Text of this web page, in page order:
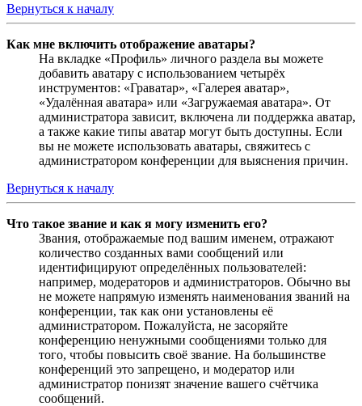
Вернуться к началу
Как мне включить отображение аватары?
На вкладке «Профиль» личного раздела вы можете
добавить аватару с использованием четырёх
инструментов: «Граватар», «Галерея аватар»,
«Удалённая аватара» или «Загружаемая аватара». От
администратора зависит, включена ли поддержка аватар,
а также какие типы аватар могут быть доступны. Если
вы не можете использовать аватары, свяжитесь с
администратором конференции для выяснения причин.
Вернуться к началу
Что такое звание и как я могу изменить его?
Звания, отображаемые под вашим именем, отражают
количество созданных вами сообщений или
идентифицируют определённых пользователей:
например, модераторов и администраторов. Обычно вы
не можете напрямую изменять наименования званий на
конференции, так как они установлены её
администратором. Пожалуйста, не засоряйте
конференцию ненужными сообщениями только для
того, чтобы повысить своё звание. На большинстве
конференций это запрещено, и модератор или
администратор понизят значение вашего счётчика
сообщений.